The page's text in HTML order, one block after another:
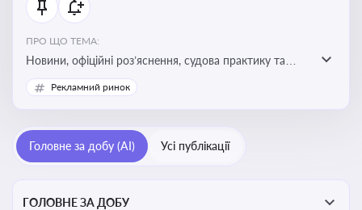
ПРО ЩО ТЕМА:
Новини, офіційні роз’яснення, судова практику та
експертні матеріали, що стосуються авторського
права, реєстрації та захисту торговельних марок,
власності, а також змін у законодавстві у цій сфері
Рекламний ринок
Головне за добу (AI) Усі публікації
ГОЛОВНЕ ЗА ДОБУ